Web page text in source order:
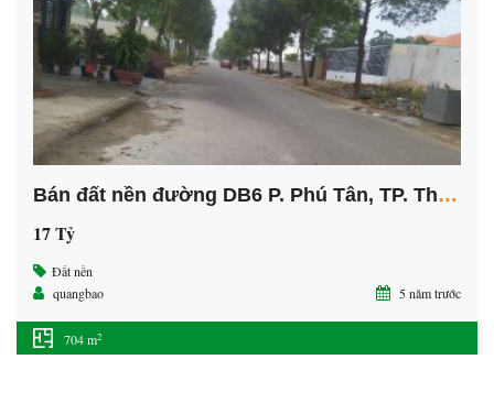
Bán đất nền đường DB6 P. Phú Tân, TP. Thủ Dầu Một
17 Tỷ
Đất nền
quangbao
5 năm trước
704 m2